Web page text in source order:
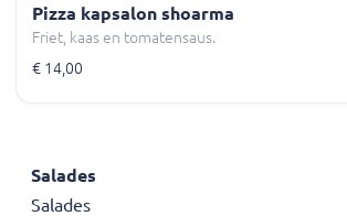
Pizza kapsalon shoarma
Friet, kaas en tomatensaus.
€ 14,00
Salades
Salades